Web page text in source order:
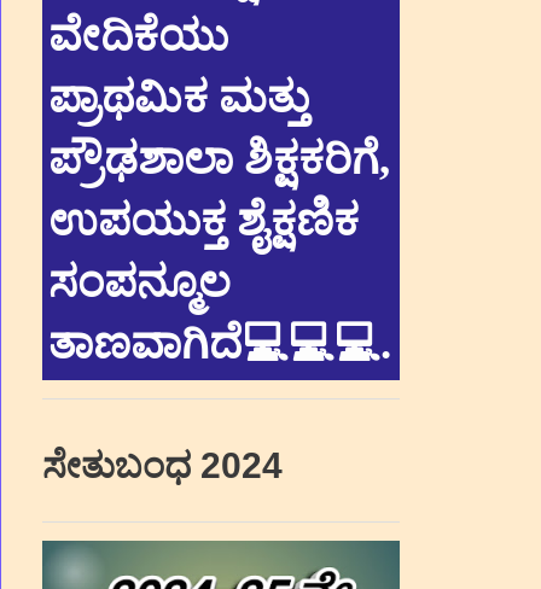
ವೇದಿಕೆಯು
ಪ್ರಾಥಮಿಕ ಮತ್ತು
ಪ್ರೌಢಶಾಲಾ ಶಿಕ್ಷಕರಿಗೆ,
ಉಪಯುಕ್ತ ಶೈಕ್ಷಣಿಕ
ಸಂಪನ್ಮೂಲ
ತಾಣವಾಗಿದೆ💻💻💻.
ಸೇತುಬಂಧ 2024